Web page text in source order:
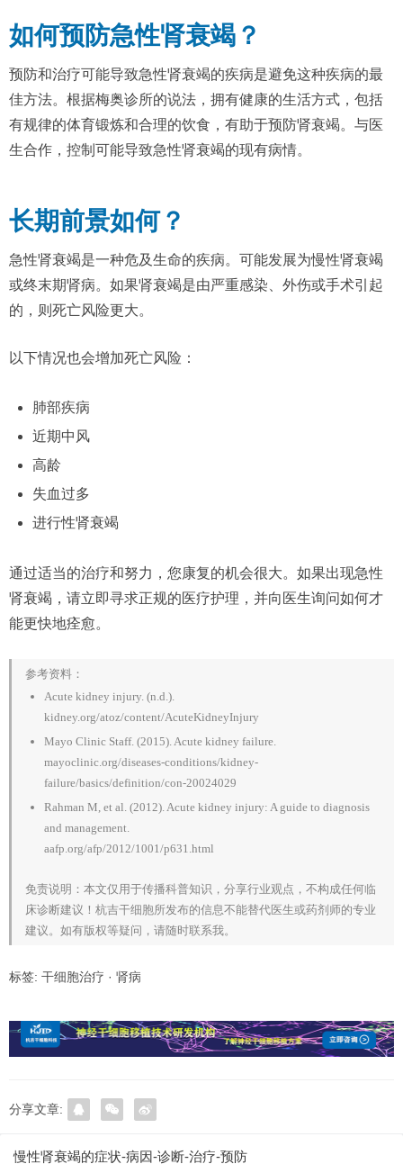
如何预防急性肾衰竭？
预防和治疗可能导致急性肾衰竭的疾病是避免这种疾病的最
佳方法。根据梅奥诊所的说法，拥有健康的生活方式，包括
有规律的体育锻炼和合理的饮食，有助于预防肾衰竭。与医
生合作，控制可能导致急性肾衰竭的现有病情。
长期前景如何？
急性肾衰竭是一种危及生命的疾病。可能发展为慢性肾衰竭
或终末期肾病。如果肾衰竭是由严重感染、外伤或手术引起
的，则死亡风险更大。
以下情况也会增加死亡风险：
肺部疾病
近期中风
高龄
失血过多
进行性肾衰竭
通过适当的治疗和努力，您康复的机会很大。如果出现急性
肾衰竭，请立即寻求正规的医疗护理，并向医生询问如何才
能更快地痊愈。
参考资料：
Acute kidney injury. (n.d.).
kidney.org/atoz/content/AcuteKidneyInjury
Mayo Clinic Staff. (2015). Acute kidney failure.
mayoclinic.org/diseases-conditions/kidney-
failure/basics/definition/con-20024029
Rahman M, et al. (2012). Acute kidney injury: A guide to diagnosis
and management.
aafp.org/afp/2012/1001/p631.html
免责说明：本文仅用于传播科普知识，分享行业观点，不构成任何临
床诊断建议！杭吉干细胞所发布的信息不能替代医生或药剂师的专业
建议。如有版权等疑问，请随时联系我。
标签: 干细胞治疗 · 肾病
分享文章:
慢性肾衰竭的症状-病因-诊断-治疗-预防